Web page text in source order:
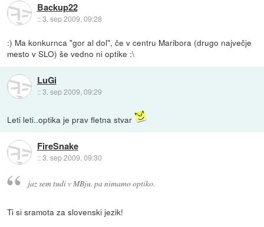
Backup22
::3. sep 2009, 09:28
:) Ma konkurnca "gor al dol", če v centru Maribora (drugo največje
mesto v SLO) še vedno ni optike :\
LuGi
::3. sep 2009, 09:29
Leti leti..optika je prav fletna stvar
FireSnake
::3. sep 2009, 09:30
jaz sem tudi v MBju. pa nimamo optiko.
Ti si sramota za slovenski jezik!